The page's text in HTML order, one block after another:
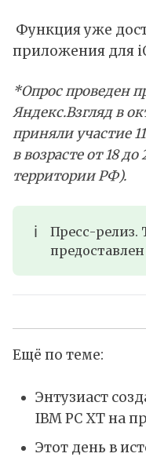
Функция уже
приложения для
*Опрос проведен
Яндекс.Взгляд в
приняли участие
в возрасте от 18
территории РФ).
ℹ️
Пресс-релиз.
Ещё по теме:
Энтузиаст
IBM PC XT на
Этот день в